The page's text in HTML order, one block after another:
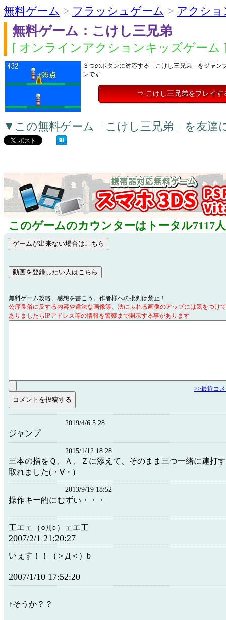
無料ゲーム > フラッシュゲーム > アクショ
無料ゲーム：こけし三兄弟
[ オンラインアクションキッズゲーム
３つのボタンに対応する「こけし三兄弟」をジャン
ンです
⇒ こけし三兄弟をプレイす
▼この無料ゲーム「こけし三兄弟」を友達
このゲームのカウンターはトータル7117
無料ゲーム攻略、感想を書こう。作者様への批判は禁止！
公序良俗に反する内容や違法な画像等、法にふれる画像のアップには気をつけ
ありましたらIPアドレス等の情報を警察まで開示する事があります
>>最近コ
2019/4/6 5:28
ジャンプ
2015/1/12 18:28
三本の指をＱ、Ａ、Ｚに添えて、そのまま三つ一緒に連打
取れました(・∀・)
2013/9/19 18:52
操作キー的にむずい・・・
工エェ（○Д○）ェエ工
2007/2/1 21:20:27
いぇす！！（＞Д＜）b
2007/1/10 17:52:20
↑そうか？？